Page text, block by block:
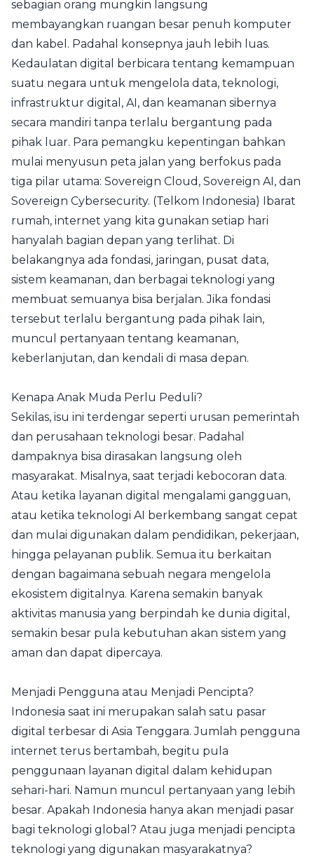
sebagian orang mungkin langsung
membayangkan ruangan besar penuh komputer
dan kabel. Padahal konsepnya jauh lebih luas.
Kedaulatan digital berbicara tentang kemampuan
suatu negara untuk mengelola data, teknologi,
infrastruktur digital, AI, dan keamanan sibernya
secara mandiri tanpa terlalu bergantung pada
pihak luar. Para pemangku kepentingan bahkan
mulai menyusun peta jalan yang berfokus pada
tiga pilar utama: Sovereign Cloud, Sovereign AI, dan
Sovereign Cybersecurity. (Telkom Indonesia) Ibarat
rumah, internet yang kita gunakan setiap hari
hanyalah bagian depan yang terlihat. Di
belakangnya ada fondasi, jaringan, pusat data,
sistem keamanan, dan berbagai teknologi yang
membuat semuanya bisa berjalan. Jika fondasi
tersebut terlalu bergantung pada pihak lain,
muncul pertanyaan tentang keamanan,
keberlanjutan, dan kendali di masa depan.
Kenapa Anak Muda Perlu Peduli?
Sekilas, isu ini terdengar seperti urusan pemerintah
dan perusahaan teknologi besar. Padahal
dampaknya bisa dirasakan langsung oleh
masyarakat. Misalnya, saat terjadi kebocoran data.
Atau ketika layanan digital mengalami gangguan,
atau ketika teknologi AI berkembang sangat cepat
dan mulai digunakan dalam pendidikan, pekerjaan,
hingga pelayanan publik. Semua itu berkaitan
dengan bagaimana sebuah negara mengelola
ekosistem digitalnya. Karena semakin banyak
aktivitas manusia yang berpindah ke dunia digital,
semakin besar pula kebutuhan akan sistem yang
aman dan dapat dipercaya.
Menjadi Pengguna atau Menjadi Pencipta?
Indonesia saat ini merupakan salah satu pasar
digital terbesar di Asia Tenggara. Jumlah pengguna
internet terus bertambah, begitu pula
penggunaan layanan digital dalam kehidupan
sehari-hari. Namun muncul pertanyaan yang lebih
besar. Apakah Indonesia hanya akan menjadi pasar
bagi teknologi global? Atau juga menjadi pencipta
teknologi yang digunakan masyarakatnya?